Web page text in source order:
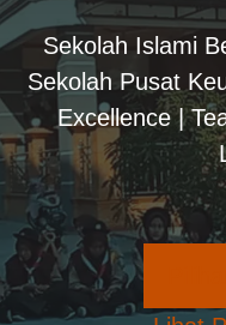
Sekolah Islami
Sekolah Pusat
Excellence |